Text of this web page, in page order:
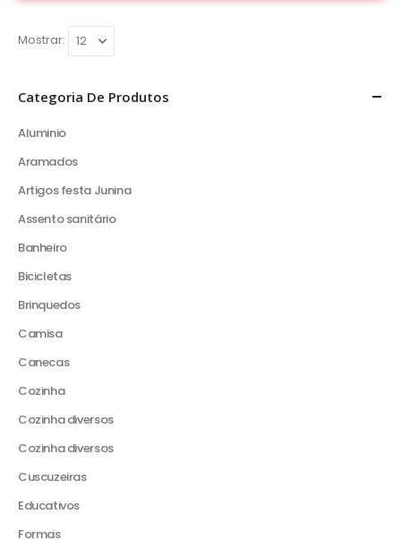
Mostrar:
Categoria De Produtos
Aluminio
Aramados
Artigos festa Junina
Assento sanitário
Banheiro
Bicicletas
Brinquedos
Camisa
Canecas
Cozinha
Cozinha diversos
Cozinha diversos
Cuscuzeiras
Educativos
Formas